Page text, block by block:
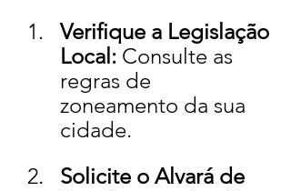
Verifique a Legislação
Local: Consulte as
regras de
zoneamento da sua
cidade.
Solicite o Alvará de